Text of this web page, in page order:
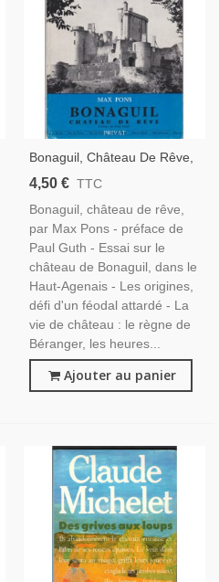
Bonaguil, Château De Rêve,
Lot-Et-Garonne, Max Pons,
Age,
4,50 € TTC
Bonaguil, château de rêve,
par Max Pons - préface de
Paul Guth - Essai sur le
château de Bonaguil, dans le
Haut-Agenais - Les origines,
défi d'un féodal attardé - La
vie de château : le règne de
Béranger, les heures...
Ajouter au panier